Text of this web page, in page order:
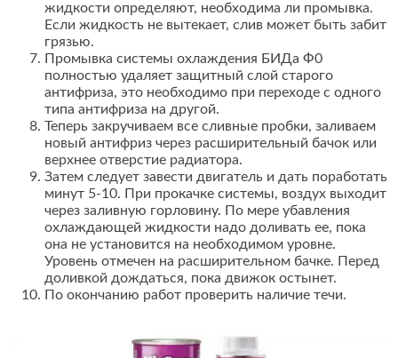
жидкости определяют, необходима ли промывка.
Если жидкость не вытекает, слив может быть забит
грязью.
Промывка системы охлаждения БИДа Ф0
полностью удаляет защитный слой старого
антифриза, это необходимо при переходе с одного
типа антифриза на другой.
Теперь закручиваем все сливные пробки, заливаем
новый антифриз через расширительный бачок или
верхнее отверстие радиатора.
Затем следует завести двигатель и дать поработать
минут 5-10. При прокачке системы, воздух выходит
через заливную горловину. По мере убавления
охлаждающей жидкости надо доливать ее, пока
она не установится на необходимом уровне.
Уровень отмечен на расширительном бачке. Перед
доливкой дождаться, пока движок остынет.
По окончанию работ проверить наличие течи.